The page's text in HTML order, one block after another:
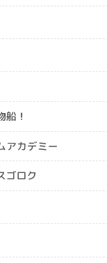
船！
アカデミー
ゴロク